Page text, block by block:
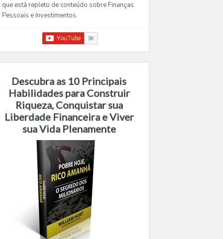
que está repleto de conteúdo sobre Finanças
Pessoais e Investimentos.
Descubra as 10 Principais
Habilidades para Construir
Riqueza, Conquistar sua
Liberdade Financeira e Viver
sua Vida Plenamente